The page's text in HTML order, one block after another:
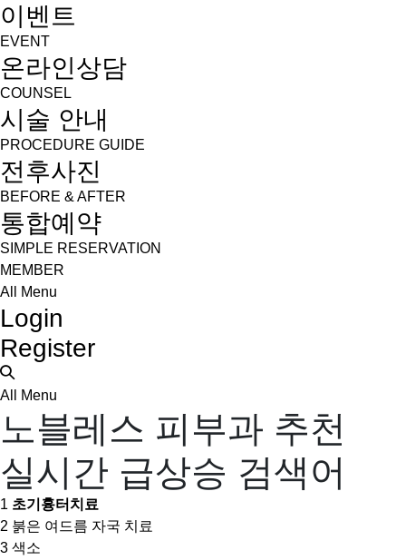
이벤트
EVENT
온라인상담
COUNSEL
시술 안내
PROCEDURE GUIDE
전후사진
BEFORE & AFTER
통합예약
SIMPLE RESERVATION
MEMBER
All Menu
Login
Register
All Menu
노블레스 피부과 추천
실시간 급상승 검색어
1 초기흉터치료
2 붉은 여드름 자국 치료
3 색소